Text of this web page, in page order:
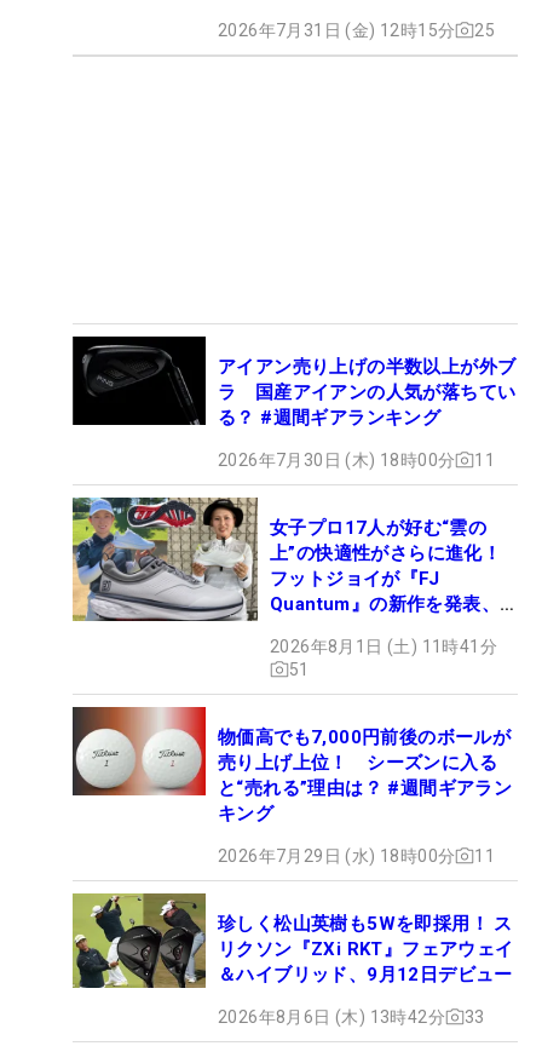
2026年7月31日 (金) 12時15分 25
アイアン売り上げの半数以上が外ブ
ラ 国産アイアンの人気が落ちてい
る？ #週間ギアランキング
2026年7月30日 (木) 18時00分 11
女子プロ17人が好む“雲の
上”の快適性がさらに進化！
フットジョイが『FJ
Quantum』の新作を発表、8
2026年8月1日 (土) 11時41分
51
物価高でも7,000円前後のボールが
売り上げ上位！ シーズンに入る
と“売れる”理由は？ #週間ギアラン
キング
2026年7月29日 (水) 18時00分 11
珍しく松山英樹も5Wを即採用！ ス
リクソン『ZXi RKT』フェアウェイ
＆ハイブリッド、9月12日デビュー
2026年8月6日 (木) 13時42分 33